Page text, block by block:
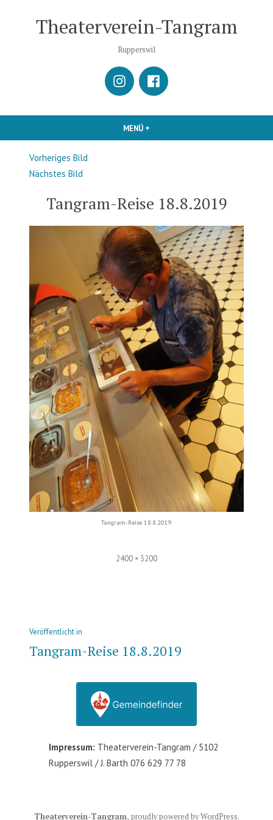
Theaterverein-Tangram
Rupperswil
MENÜ +
istagramFacebook
Vorheriges Bild
Nächstes Bild
Tangram-Reise 18.8.2019
Tangram-Reise 18.8.2019
Volle
2400 × 3200
Beitrags-
Navigation
Veröffentlicht in
Tangram-Reise 18.8.2019
Impressum: Theaterverein-Tangram / 5102
Rupperswil / J. Barth 076 629 77 78
Theaterverein-Tangram, proudly powered by WordPress.